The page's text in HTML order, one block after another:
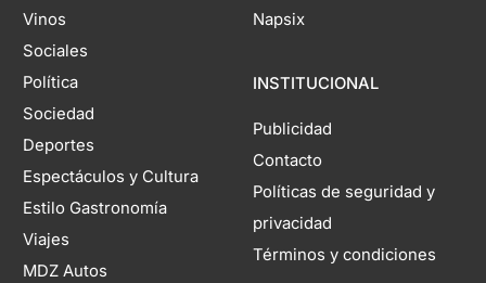
Vinos
Sociales
Política
Sociedad
Deportes
Espectáculos y Cultura
Estilo Gastronomía
Viajes
MDZ Autos
Napsix
INSTITUCIONAL
Publicidad
Contacto
Políticas de seguridad y
privacidad
Términos y condiciones